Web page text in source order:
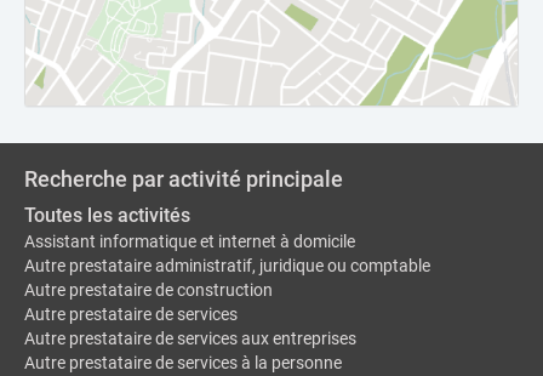
Recherche par activité principale
Toutes les activités
Assistant informatique et internet à domicile
Autre prestataire administratif, juridique ou comptable
Autre prestataire de construction
Autre prestataire de services
Autre prestataire de services aux entreprises
Autre prestataire de services à la personne